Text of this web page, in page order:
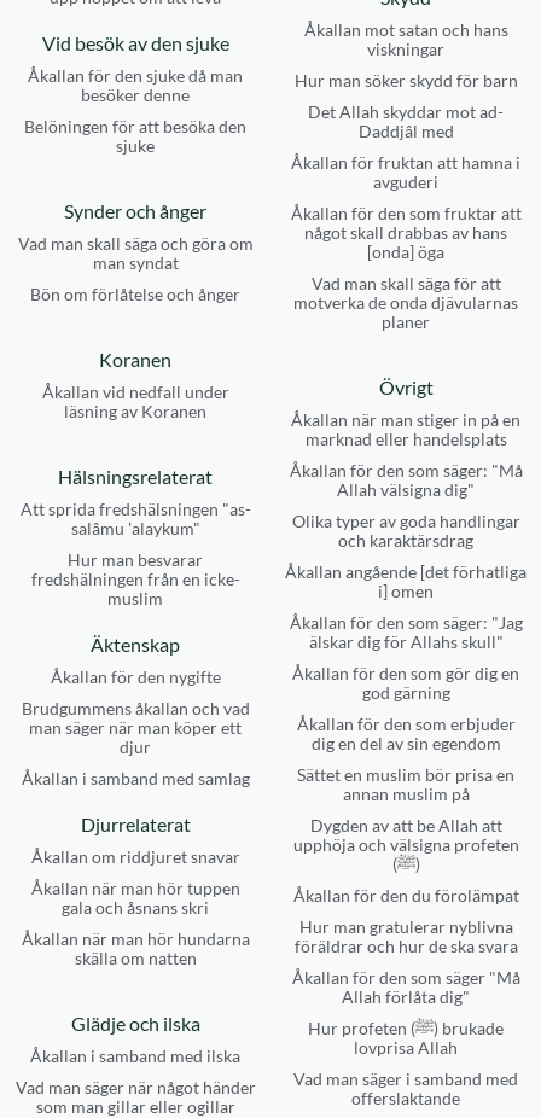
Åkallan mot satan och hans
viskningar
Hur man söker skydd för barn
Det Allah skyddar mot ad-
Daddjâl med
Åkallan för fruktan att hamna i
avguderi
Åkallan för den som fruktar att
något skall drabbas av hans
[onda] öga
Vad man skall säga för att
motverka de onda djävularnas
planer
Vid besök av den sjuke
Åkallan för den sjuke då man
besöker denne
Belöningen för att besöka den
sjuke
Synder och ånger
Vad man skall säga och göra om
man syndat
Bön om förlåtelse och ånger
Koranen
Åkallan vid nedfall under
läsning av Koranen
Övrigt
Åkallan när man stiger in på en
marknad eller handelsplats
Åkallan för den som säger: "Må
Allah välsigna dig"
Olika typer av goda handlingar
och karaktärsdrag
Åkallan angående [det förhatliga
i] omen
Åkallan för den som säger: "Jag
älskar dig för Allahs skull"
Åkallan för den som gör dig en
god gärning
Åkallan för den som erbjuder
dig en del av sin egendom
Sättet en muslim bör prisa en
annan muslim på
Dygden av att be Allah att
upphöja och välsigna profeten
(ﷺ)
Åkallan för den du förolämpat
Hur man gratulerar nyblivna
föräldrar och hur de ska svara
Åkallan för den som säger "Må
Allah förlåta dig"
Hur profeten (ﷺ) brukade
lovprisa Allah
Vad man säger i samband med
offerslaktande
Hälsningsrelaterat
Att sprida fredshälsningen "as-
salâmu 'alaykum"
Hur man besvarar
fredshälningen från en icke-
muslim
Äktenskap
Åkallan för den nygifte
Brudgummens åkallan och vad
man säger när man köper ett
djur
Åkallan i samband med samlag
Djurrelaterat
Åkallan om riddjuret snavar
Åkallan när man hör tuppen
gala och åsnans skri
Åkallan när man hör hundarna
skälla om natten
Glädje och ilska
Åkallan i samband med ilska
Vad man säger när något händer
som man gillar eller ogillar